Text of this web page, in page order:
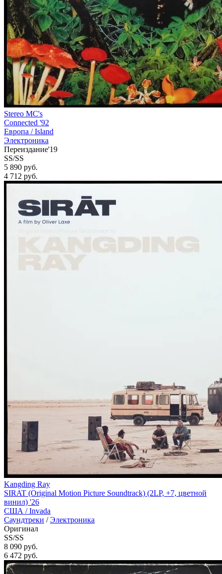
Stereo MC's
Connected '92
Европа /Island
Электроника
Переиздание'19
SS/SS
5 890 руб.
4 712 руб.
Kangding Ray
SIRAT (Original Motion Picture Soundtrack) (2LP, +7, цветной
винил) '26
США /Invada
Саундтреки /Электроника
Оригинал
SS/SS
8 090 руб.
6 472 руб.